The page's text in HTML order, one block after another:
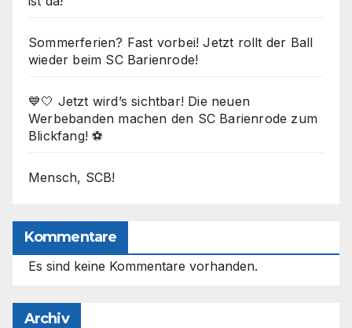
Sommerferien? Fast vorbei! Jetzt rollt der Ball
wieder beim SC Barienrode!
💙🤍 Jetzt wird’s sichtbar! Die neuen
Werbebanden machen den SC Barienrode zum
Blickfang! ⚽
Mensch, SCB!
Kommentare
Es sind keine Kommentare vorhanden.
Archiv